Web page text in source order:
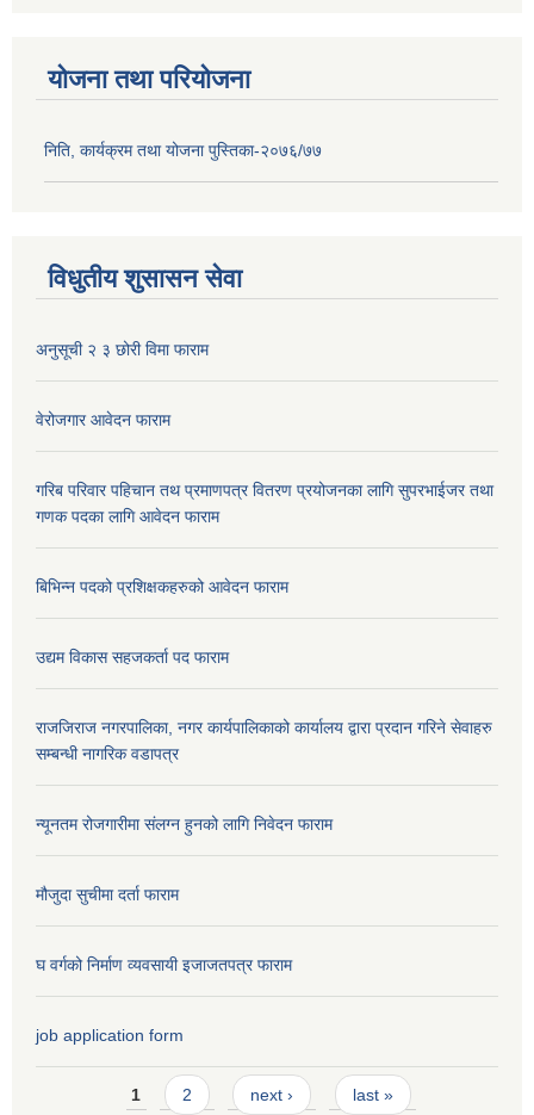
योजना तथा परियोजना
निति, कार्यक्रम तथा योजना पुस्तिका-२०७६/७७
विधुतीय शुसासन सेवा
अनुसूची २ ३ छोरी विमा फाराम
वेरोजगार आवेदन फाराम
गरिब परिवार पहिचान तथ प्रमाणपत्र वितरण प्रयोजनका लागि सुपरभाईजर तथा
गणक पदका लागि आवेदन फाराम
बिभिन्न पदको प्रशिक्षकहरुको आवेदन फाराम
उद्यम विकास सहजकर्ता पद फाराम
राजजिराज नगरपालिका, नगर कार्यपालिकाको कार्यालय द्वारा प्रदान गरिने सेवाहरु
सम्बन्धी नागरिक वडापत्र
न्यूनतम रोजगारीमा संलग्न हुनको लागि निवेदन फाराम
मौजुदा सुचीमा दर्ता फाराम
घ वर्गको निर्माण व्यवसायी इजाजतपत्र फाराम
job application form
Pages1 2 next › last »